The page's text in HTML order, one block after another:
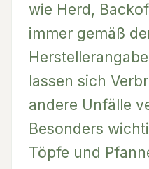
wie Herd,
immer gemäß
lassen sich
andere Unfälle
Besonders
Töpfe und